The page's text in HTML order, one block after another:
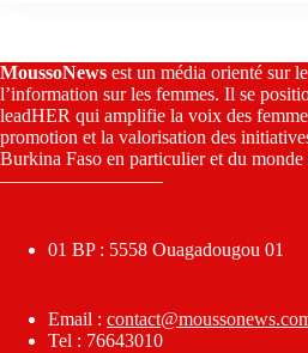
MoussoNews est un média orienté sur
l’information sur les femmes. Il se
leadHER qui amplifie la voix des
promotion et la valorisation des
Burkina Faso en particulier et du monde
————————–
01 BP : 5558 Ouagadougou 01
Email :
Tel : 76643010